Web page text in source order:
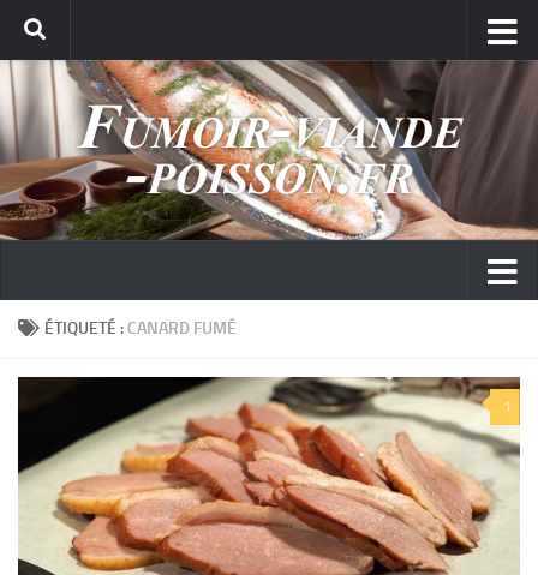
ÉTIQUETÉ : CANARD FUMÉ
1